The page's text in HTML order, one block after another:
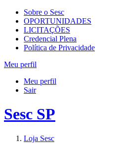
Sobre o Sesc
OPORTUNIDADES
LICITAÇÕES
Credencial Plena
Política de Privacidade
Meu perfil
Meu perfil
Sair
Sesc SP
Loja Sesc